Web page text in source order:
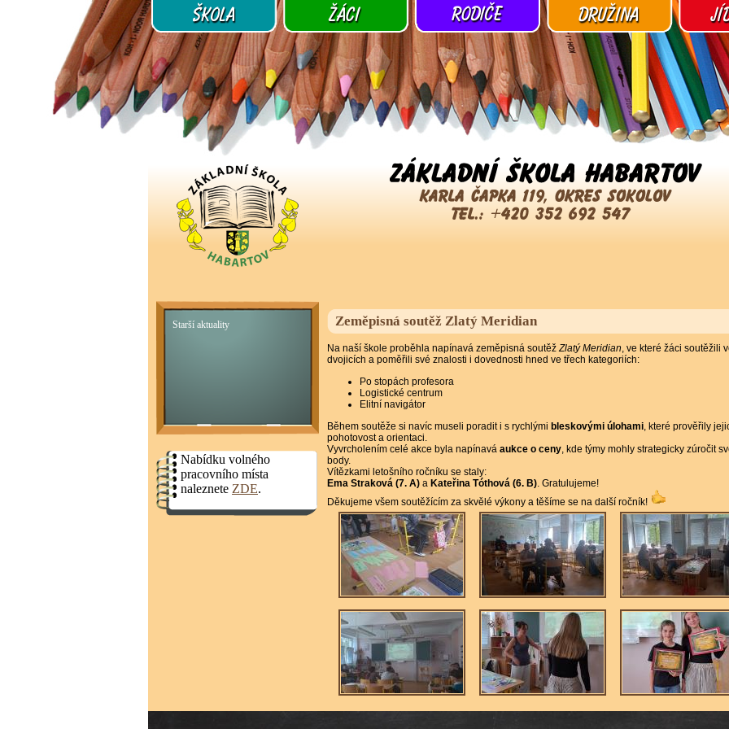
Starší aktuality
Nabídku volného
pracovního místa
naleznete ZDE.
Zeměpisná soutěž Zlatý Meridian
Na naší škole proběhla napínavá zeměpisná soutěžZlatý Meridian, ve které žáci soutěžili
dvojicích a poměřili své znalosti i dovednosti hned ve třech kategoriích:
Po stopách profesora
Logistické centrum
Elitní navigátor
Během soutěže si navíc museli poradit i s rychlými bleskovými úlohami , které prověřily
pohotovost a orientaci.
Vyvrcholením celé akce byla napínavá aukce o ceny , kde týmy mohly strategicky zúročit
body.
Vítězkami letošního ročníku se staly:
Ema Straková (7. A) a Kateřina Tóthová (6. B) . Gratulujeme!
Děkujeme všem soutěžícím za skvělé výkony a těšíme se na další ročník!